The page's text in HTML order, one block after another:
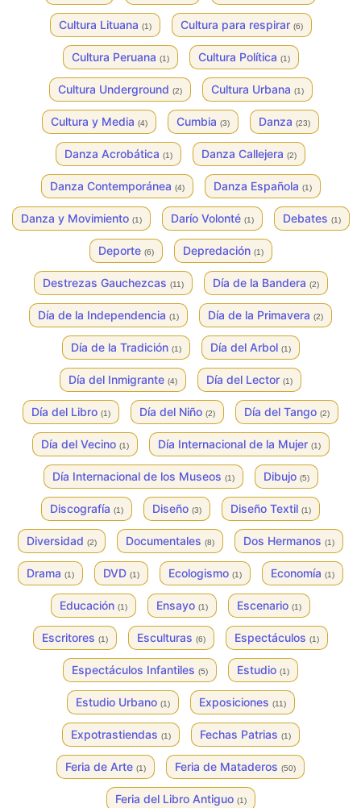
Cultura Lituana (1) Cultura para respirar (6)
Cultura Peruana (1) Cultura Política (1)
Cultura Underground (2) Cultura Urbana (1)
Cultura y Media (4) Cumbia (3) Danza (23)
Danza Acrobática (1) Danza Callejera (2)
Danza Contemporánea (4) Danza Española (1)
Danza y Movimiento (1) Darío Volonté (1) Debates (1)
Deporte (6) Depredación (1)
Destrezas Gauchezcas (11) Día de la Bandera (2)
Día de la Independencia (1) Día de la Primavera (2)
Día de la Tradición (1) Día del Arbol (1)
Día del Inmigrante (4) Día del Lector (1)
Día del Libro (1) Día del Niño (2) Día del Tango (2)
Día del Vecino (1) Día Internacional de la Mujer (1)
Día Internacional de los Museos (1) Dibujo (5)
Discografía (1) Diseño (3) Diseño Textil (1)
Diversidad (2) Documentales (8) Dos Hermanos (1)
Drama (1) DVD (1) Ecologismo (1) Economía (1)
Educación (1) Ensayo (1) Escenario (1)
Escritores (1) Esculturas (6) Espectáculos (1)
Espectáculos Infantiles (5) Estudio (1)
Estudio Urbano (1) Exposiciones (11)
Expotrastiendas (1) Fechas Patrias (1)
Feria de Arte (1) Feria de Mataderos (50)
Feria del Libro Antiguo (1)